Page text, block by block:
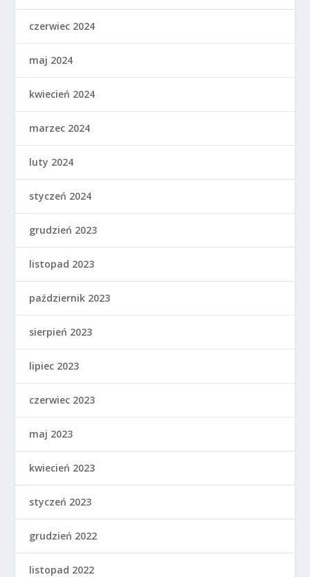
czerwiec 2024
maj 2024
kwiecień 2024
marzec 2024
luty 2024
styczeń 2024
grudzień 2023
listopad 2023
październik 2023
sierpień 2023
lipiec 2023
czerwiec 2023
maj 2023
kwiecień 2023
styczeń 2023
grudzień 2022
listopad 2022